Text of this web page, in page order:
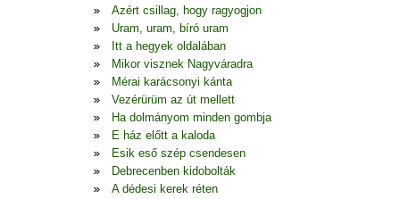
Azért csillag, hogy ragyogjon
Uram, uram, bíró uram
Itt a hegyek oldalában
Mikor visznek Nagyváradra
Mérai karácsonyi kánta
Vezérürüm az út mellett
Ha dolmányom minden gombja
E ház előtt a kaloda
Esik eső szép csendesen
Debrecenben kidobolták
A dédesi kerek réten